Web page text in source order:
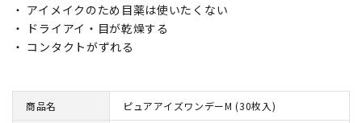
・ アイメイクのため目薬は使いたくない
・ ドライアイ・目が乾燥する
・ コンタクトがずれる
商品名 ピュアアイズワンデーM (30枚入)